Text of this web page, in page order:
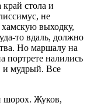
стола и
не
выходку,
то вдаль, должно
Но маршалу на
портрете налились
и мудрый. Все
шорох. Жуков,